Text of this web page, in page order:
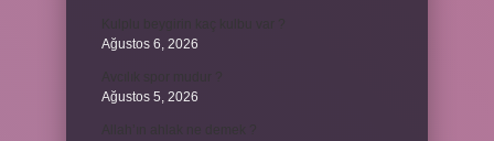
Ağustos 6, 2026
Ağustos 5, 2026